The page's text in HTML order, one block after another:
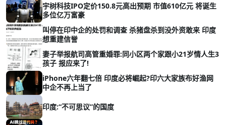
宇树科技IPO定价150.8元高出预期 市值610亿元 将诞生
多位亿万富豪
叫停在印中企的处罚和调查 杀猪盘杀到没外资敢来 印度
想重建信誉
妻子举报航司高管重婚罪:同小区两个家跟小21岁情人生3
孩子 报应来了!
iPhone六年翻七倍 印度必将崛起?印六大家族布好渔网
中企不再上当了
印度:“不可思议”的国度